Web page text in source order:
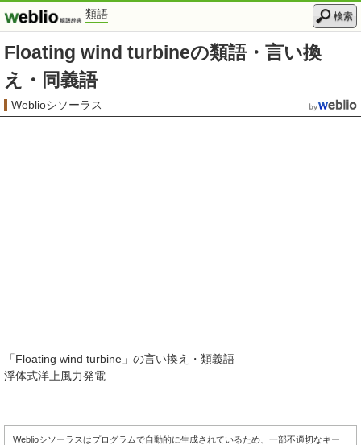
類語 検索
Floating wind turbineの類語・言い換
え・同義語
Weblioシソーラス
「Floating wind turbine 」の言い換え・類義語
浮体式洋上 風力発電
Weblioシソーラスはプログラムで自動的に生成されているため、一部不適切なキー